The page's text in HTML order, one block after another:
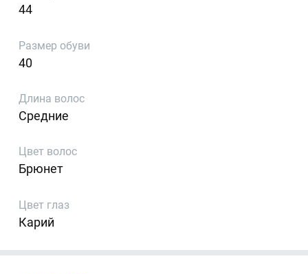
44
Размер обуви
40
Длина волос
Средние
Цвет волос
Брюнет
Цвет глаз
Карий